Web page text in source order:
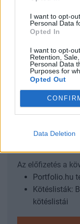
I want to opt-
Personal Data
Opted In
I want to opt-
Retention,
Personal Data
Purposes for
Opted Out
Data Deletion
változhatnak meg a
magyar kormány
környezetben? Ez
gazdaságpolitikai
témája.Információ
szerint tavaly év...
KEDVES
tartozik,
Az előfizetés a
Portfolio.hu
Kötéslisták:
kötéslistái